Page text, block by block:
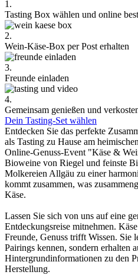
1.
Tasting Box wählen und online
2.
Wein-Käse-Box per Post erhalten
3.
Freunde einladen
4.
Gemeinsam genießen und
Dein Tasting-Set wählen
Entdecken Sie das perfekte
als Tasting zu Hause am
Online-Genuss-Event "Käse &
Bioweine von Riegel und feinste
Molkereien Allgäu zu einer
kommt zusammen, was
Käse.
Lassen Sie sich von uns auf eine
Entdeckungsreise mitnehmen.
Freunde, Genuss trifft Wissen. Sie
Pairings kennen, sondern erhalten
Hintergrundinformationen zu den
Herstellung.